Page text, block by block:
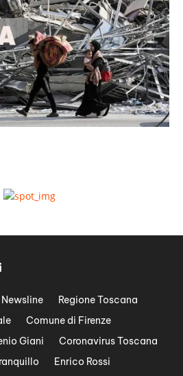
Newsline
Regione Toscana
Comune di Firenze
Giani
Coronavirus Toscana
Enrico Rossi